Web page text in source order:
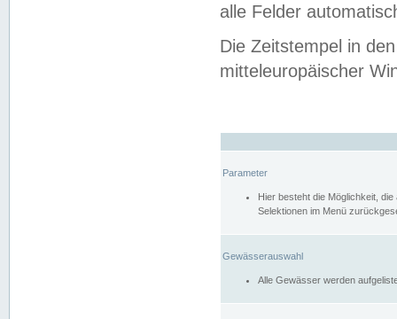
alle Felder
Die Zeitstempel in
mitteleuropäischer
Parameter
Hier besteht die Möglichkeit,
Selektionen im Menü
Gewässerauswahl
Alle Gewässer werden